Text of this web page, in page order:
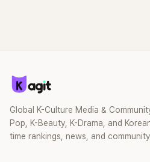
Global K-Culture Media &
Pop, K-Beauty, K-Drama, and
time rankings, news, and